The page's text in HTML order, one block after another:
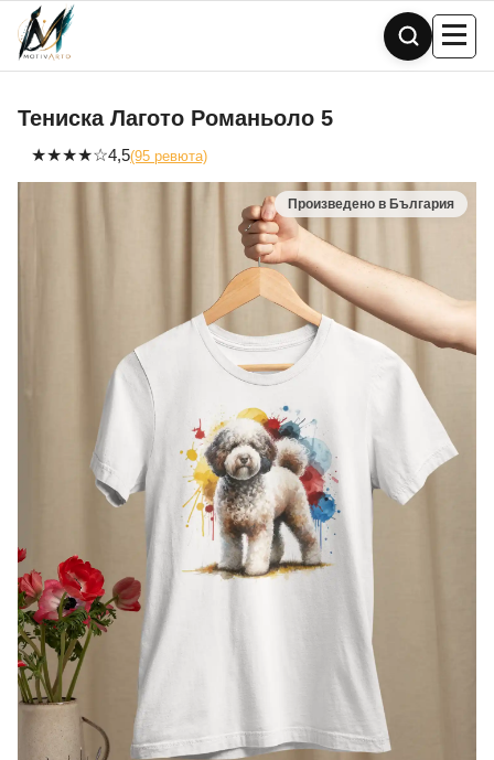
Skip
content
Тениска Лагото Романьоло 5
★★★★☆4,5(95 ревюта)